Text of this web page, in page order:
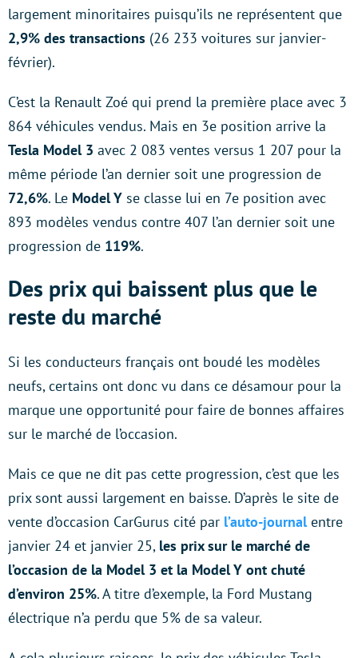
largement minoritaires puisqu’ils ne représentent que
2,9% des transactions (26 233 voitures sur janvier-
février).
C’est la Renault Zoé qui prend la première place avec 3
864 véhicules vendus. Mais en 3e position arrive la
Tesla Model 3 avec 2 083 ventes versus 1 207 pour la
même période l’an dernier soit une progression de
72,6%. Le Model Y se classe lui en 7e position avec
893 modèles vendus contre 407 l’an dernier soit une
progression de 119%.
Des prix qui baissent plus que le
reste du marché
Si les conducteurs français ont boudé les modèles
neufs, certains ont donc vu dans ce désamour pour la
marque une opportunité pour faire de bonnes affaires
sur le marché de l’occasion.
Mais ce que ne dit pas cette progression, c’est que les
prix sont aussi largement en baisse. D’après le site de
vente d’occasion CarGurus cité par l’auto-journalentre
janvier 24 et janvier 25, les prix sur le marché de
l’occasion de la Model 3 et la Model Y ont chuté
d’environ 25%. A titre d’exemple, la Ford Mustang
électrique n’a perdu que 5% de sa valeur.